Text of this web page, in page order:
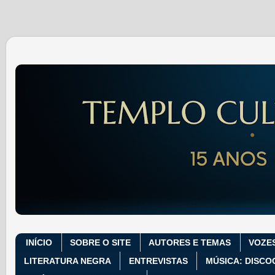
INÍCIO SOBRE O SITE AUTORES E TEMAS
LITERATURA NEGRA
ENTREVISTAS
MÚSICA: